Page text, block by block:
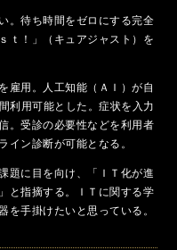
。待ち時間をゼロにする完全
ｔ！」（キュアジャスト）を
雇用。人工知能（ＡＩ）が自
利用可能とした。症状を入力
。受診の必要性などを利用者
イン診断が可能となる。
題に目を向け、「ＩＴ化が進
と指摘する。ＩＴに関する学
を手掛けたいと思っている。